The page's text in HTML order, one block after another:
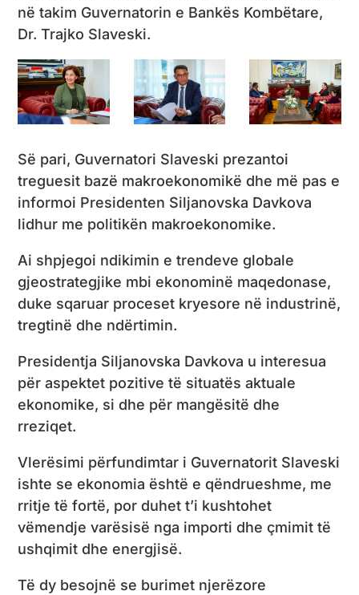
në takim Guvernatorin e Bankës Kombëtare,
Dr. Trajko Slaveski.
Së pari, Guvernatori Slaveski prezantoi
treguesit bazë makroekonomikë dhe më pas e
informoi Presidenten Siljanovska Davkova
lidhur me politikën makroekonomike.
Ai shpjegoi ndikimin e trendeve globale
gjeostrategjike mbi ekonominë maqedonase,
duke sqaruar proceset kryesore në industrinë,
tregtinë dhe ndërtimin.
Presidentja Siljanovska Davkova u interesua
për aspektet pozitive të situatës aktuale
ekonomike, si dhe për mangësitë dhe
rreziqet.
Vlerësimi përfundimtar i Guvernatorit Slaveski
ishte se ekonomia është e qëndrueshme, me
rritje të fortë, por duhet t’i kushtohet
vëmendje varësisë nga importi dhe çmimit të
ushqimit dhe energjisë.
Të dy besojnë se burimet njerëzore